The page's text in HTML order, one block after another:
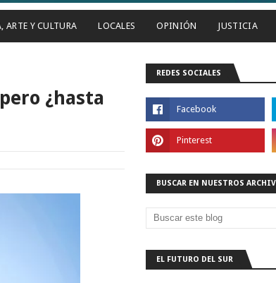
ARTE Y CULTURA LOCALES OPINIÓN JUSTICIA
¿hasta
REDES SOCIALES
BUSCAR EN NUESTROS
EL FUTURO DEL SUR